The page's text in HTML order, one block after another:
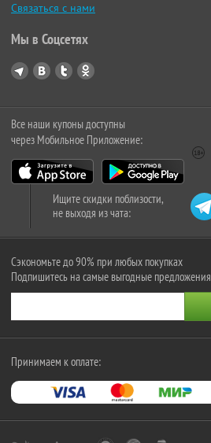
Связаться с нами
Мы в Соцсетях
Все наши купоны доступны
через Мобильное Приложение:
Ищите скидки поблизости,
не выходя из чата:
Сэкономьте до 90% при любых покупках
Подпишитесь на самые выгодные предложения
Принимаем к оплате: